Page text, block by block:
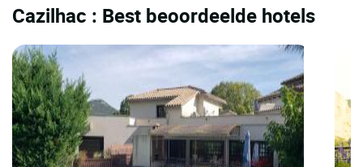
Cazilhac : Best beoordeelde hotels